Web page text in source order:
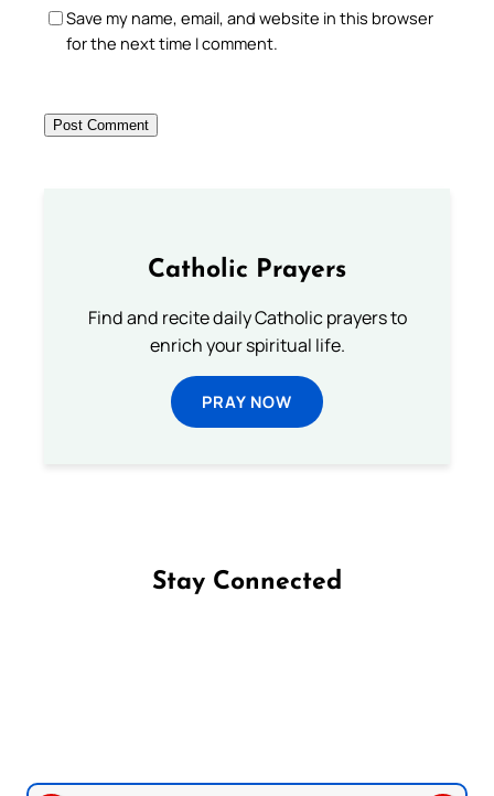
Save my name, email, and website in this browser
for the next time I comment.
Catholic Prayers
Find and recite daily Catholic prayers to
enrich your spiritual life.
PRAY NOW
Stay Connected